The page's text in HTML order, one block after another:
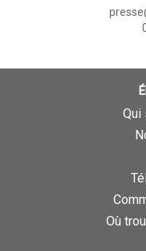
Qui
Où